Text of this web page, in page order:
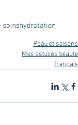
hydratation
soins
Peau et saisons
Mes astuces beaute
francais